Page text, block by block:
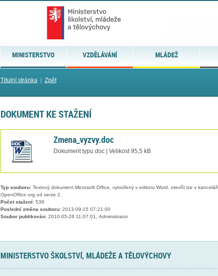
MINISTERSTVO VZDĚLÁVÁNÍ MLÁDEŽ
Titulní stránka| Zpět
DOKUMENT KE STAŽENÍ
Zmena_vyzvy.doc
Dokument typu doc | Velikost 95,5 kB
Typ souboru:Textový dokument Microsoft Office, vytvořený v editoru Word, otevřít lze v
OpenOffice.org od verze 2.
Počet stažení:538
Poslední změna souboru:2013-09-15 07:21:00
Soubor publikován:2010-05-26 11:07:01, Administrator
MINISTERSTVO ŠKOLSTVÍ, MLÁDEŽE A TĚLOVÝCHOVY